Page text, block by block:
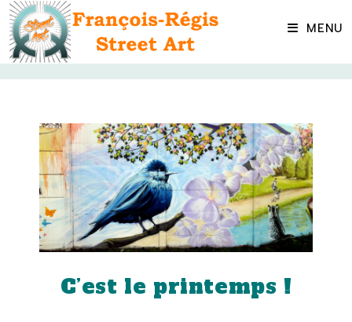
Skip
content MENU
C’est le printemps !